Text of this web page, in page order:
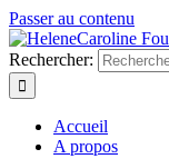
Passer au contenu
Rechercher:
Accueil
A propos